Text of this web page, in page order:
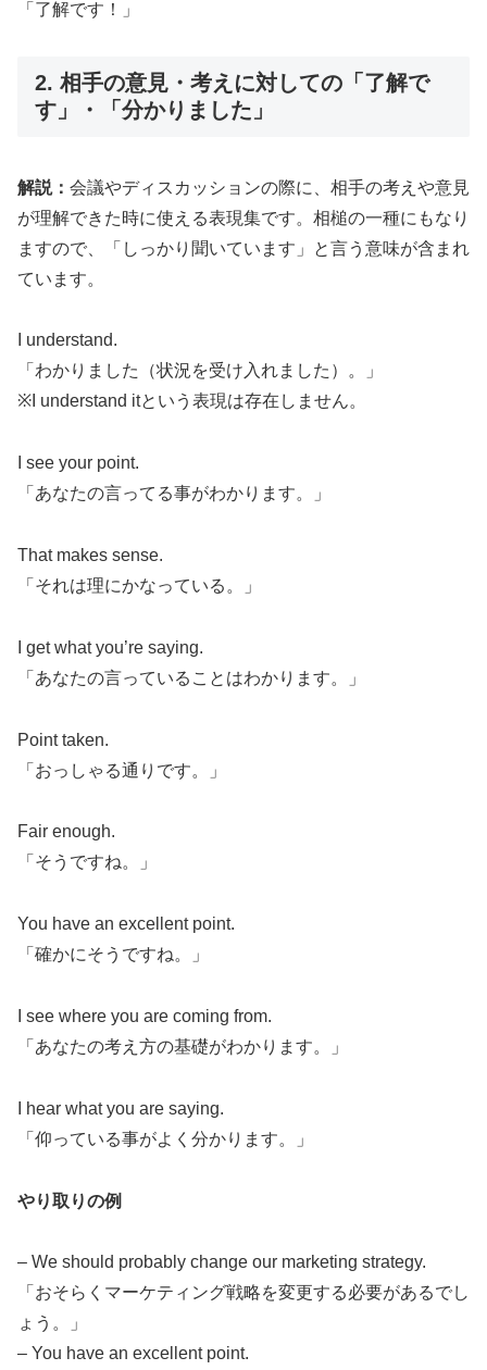
「了解です！」
2. 相手の意見・考えに対しての「了解で
す」・「分かりました」
解説： 会議やディスカッションの際に、相手の考えや意見
が理解できた時に使える表現集です。相槌の一種にもなり
ますので、「しっかり聞いています」と言う意味が含まれ
ています。
I understand.
「わかりました（状況を受け入れました）。」
※I understand itという表現は存在しません。
I see your point.
「あなたの言ってる事がわかります。」
That makes sense.
「それは理にかなっている。」
I get what you’re saying.
「あなたの言っていることはわかります。」
Point taken.
「おっしゃる通りです。」
Fair enough.
「そうですね。」
You have an excellent point.
「確かにそうですね。」
I see where you are coming from.
「あなたの考え方の基礎がわかります。」
I hear what you are saying.
「仰っている事がよく分かります。」
やり取りの例
– We should probably change our marketing strategy.
「おそらくマーケティング戦略を変更する必要があるでし
ょう。」
– You have an excellent point.